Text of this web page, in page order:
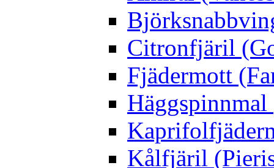
Citronfjäril
Fjädermott
Kålfjäril